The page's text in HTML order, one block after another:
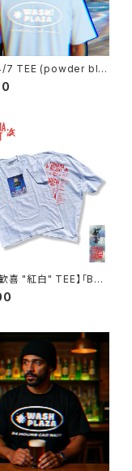
7 TEE (powder blu
喜 "紅白" TEE】「BLO
vol.3 -鳥浜DELI